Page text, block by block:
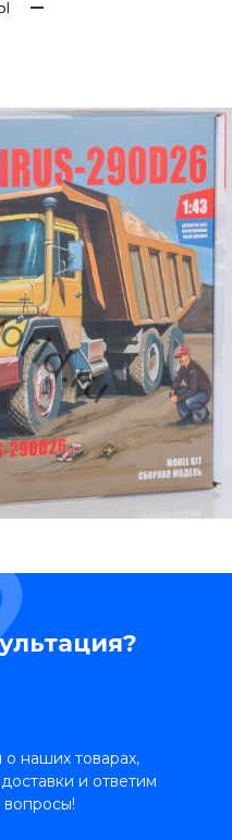
наших товарах,
и ответим